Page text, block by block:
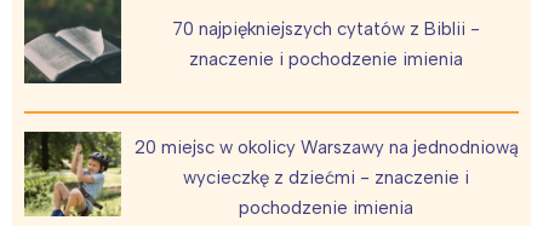
70 najpiękniejszych cytatów z Biblii -
znaczenie i pochodzenie imienia
20 miejsc w okolicy Warszawy na jednodniową
wycieczkę z dziećmi - znaczenie i
pochodzenie imienia